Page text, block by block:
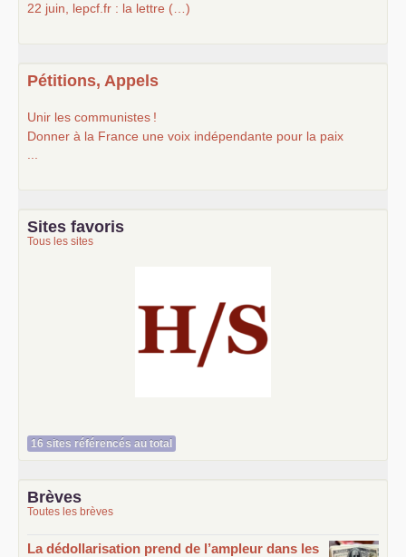
22 juin, lepcf.fr : la lettre (…)
Pétitions, Appels
Unir les communistes !
Donner à la France une voix indépendante pour la paix
Sites favoris
Tous les sites
16 sites référencés au total
Brèves
Toutes les brèves
La dédollarisation prend de l’ampleur dans les